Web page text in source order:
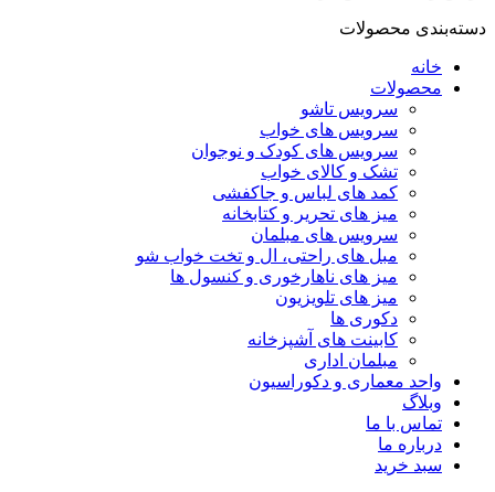
دسته‌بندی محصولات
خانه
محصولات
سرویس تاشو
سرویس های خواب
سرویس های کودک و نوجوان
تشک و کالای خواب
کمد های لباس و جاکفشی
میز های تحریر و کتابخانه
سرویس های مبلمان
مبل های راحتی، ال و تخت خواب شو
میز های ناهارخوری و کنسول ها
میز های تلویزیون
دکوری ها
کابینت های آشپزخانه
مبلمان اداری
واحد معماری و دکوراسیون
وبلاگ
تماس با ما
درباره ما
سبد خرید